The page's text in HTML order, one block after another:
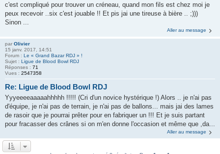
c'est compliqué pour trouver un créneau, quand mon fils est chez moi je
peux recevoir ..six c'est jouable !! Et pis jai une tireuse à bière .. ;)))
Sinon ...
Aller au message
par Olivier
15 janv. 2017, 14:51
Forum : Le « Grand Bazar RDJ » !
Sujet : Ligue de Blood Bowl RDJ
Réponses : 71
Vues : 2547358
Re: Ligue de Blood Bowl RDJ
Yyyeeeeaaaaahhhhh !!!!! (Cri d'un novice hystérique !) Alors .. je n'ai pas
d'équipe, je n'ai pas de terrain, je n'ai pas de ballons... mais jai des lames
de rasoir que je pourrai prêter pour en fabriquer un !!! Et je suis partant
pour fracasser des crânes si on m'en donne l'occasion et même que ,da...
Aller au message